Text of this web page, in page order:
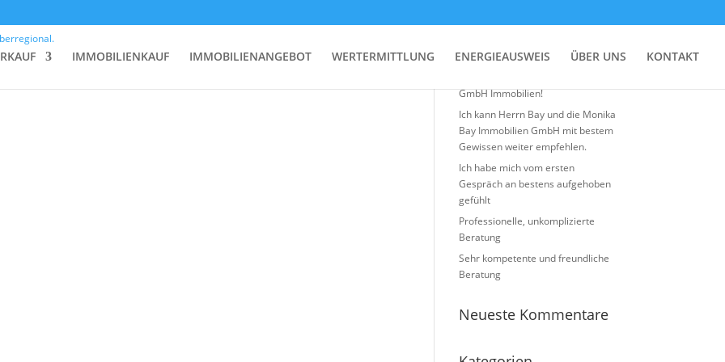
IMMOBILIENKAUF IMMOBILIENANGEBOT WERTERMITTLUNG ENERGIEAUSWEIS ÜBER UNS KONTAKT
Neueste Beiträge
GmbH Immobilien!
Ich kann Herrn Bay und die Monika
Bay Immobilien GmbH mit bestem
Gewissen weiter empfehlen.
Ich habe mich vom ersten
Gespräch an bestens aufgehoben
gefühlt
Professionelle, unkomplizierte
Beratung
Sehr kompetente und freundliche
Beratung
Neueste Kommentare